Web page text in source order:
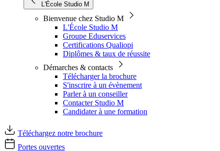
L'École Studio M
Bienvenue chez Studio M
L'École Studio M
Groupe Eduservices
Certifications Qualiopi
Diplômes & taux de réussite
Démarches & contacts
Télécharger la brochure
S'inscrire à un évènement
Parler à un conseiller
Contacter Studio M
Candidater à une formation
Téléchargez notre brochure
Portes ouvertes